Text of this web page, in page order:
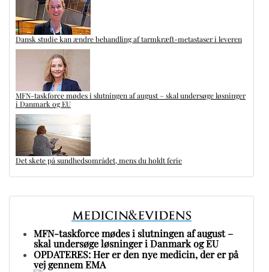
Dansk studie kan ændre behandling af tarmkræft-metastaser i leveren
MFN-taskforce mødes i slutningen af august – skal undersøge løsninger
i Danmark og EU
Det skete på sundhedsområdet, mens du holdt ferie
MFN-taskforce mødes i slutningen af august –
skal undersøge løsninger i Danmark og EU
OPDATERES: Her er den nye medicin, der er på
vej gennem EMA